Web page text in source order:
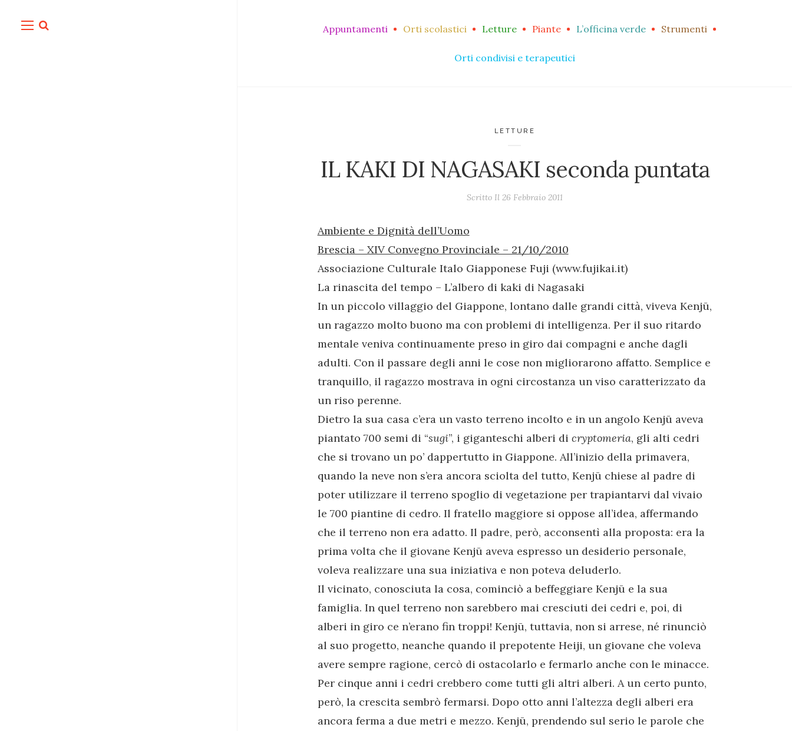
Appuntamenti Orti scolastici Letture Piante L’officina verde Strumenti
Orti condivisi e terapeutici
LETTURE
IL KAKI DI NAGASAKI seconda puntata
Scritto Il 26 Febbraio 2011
Ambiente e Dignità dell’Uomo
Brescia – XIV Convegno Provinciale – 21/10/2010
Associazione Culturale Italo Giapponese Fuji (www.fujikai.it)
La rinascita del tempo – L’albero di kaki di Nagasaki
In un piccolo villaggio del Giappone, lontano dalle grandi città, viveva Kenjū,
un ragazzo molto buono ma con problemi di intelligenza. Per il suo ritardo
mentale veniva continuamente preso in giro dai compagni e anche dagli
adulti. Con il passare degli anni le cose non migliorarono affatto. Semplice e
tranquillo, il ragazzo mostrava in ogni circostanza un viso caratterizzato da
un riso perenne.
Dietro la sua casa c’era un vasto terreno incolto e in un angolo Kenjū aveva
piantato 700 semi di “sugi”, i giganteschi alberi di cryptomeria, gli alti cedri
che si trovano un po’ dappertutto in Giappone. All’inizio della primavera,
quando la neve non s’era ancora sciolta del tutto, Kenjū chiese al padre di
poter utilizzare il terreno spoglio di vegetazione per trapiantarvi dal vivaio
le 700 piantine di cedro. Il fratello maggiore si oppose all’idea, affermando
che il terreno non era adatto. Il padre, però, acconsentì alla proposta: era la
prima volta che il giovane Kenjū aveva espresso un desiderio personale,
voleva realizzare una sua iniziativa e non poteva deluderlo.
Il vicinato, conosciuta la cosa, cominciò a beffeggiare Kenjū e la sua
famiglia. In quel terreno non sarebbero mai cresciuti dei cedri e, poi, di
alberi in giro ce n’erano fin troppi! Kenjū, tuttavia, non si arrese, né rinunciò
al suo progetto, neanche quando il prepotente Heiji, un giovane che voleva
avere sempre ragione, cercò di ostacolarlo e fermarlo anche con le minacce.
Per cinque anni i cedri crebbero come tutti gli altri alberi. A un certo punto,
però, la crescita sembrò fermarsi. Dopo otto anni l’altezza degli alberi era
ancora ferma a due metri e mezzo. Kenjū, prendendo sul serio le parole che